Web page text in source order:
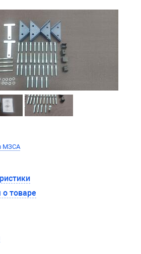
МЗСА
товаре